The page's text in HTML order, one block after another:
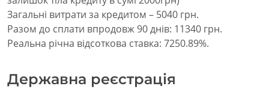
Загальні витрати за кредитом – 5040 грн.
Разом до сплати впродовж 90 днів: 11340 грн.
Реальна річна відсоткова ставка: 7250.89%.
Державна реєстрація